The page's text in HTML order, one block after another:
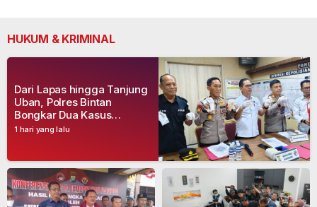
HUKUM & KRIMINAL
1 hari yang lalu
Dari Lapas hingga Tanjung
Uban, Polres Bintan
Bongkar Dua Kasus
Narkoba, Empat Tersangka